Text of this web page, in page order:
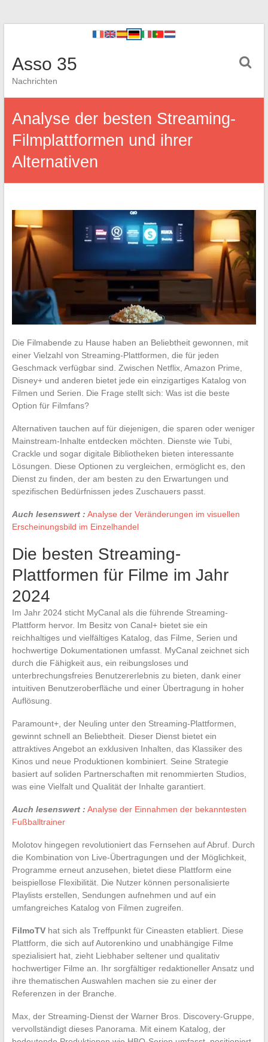
Asso 35
Nachrichten
Analyse der besten Streaming-
Filmplattformen und ihrer
Alternativen
Die Filmabende zu Hause haben an Beliebtheit gewonnen, mit
einer Vielzahl von Streaming-Plattformen, die für jeden
Geschmack verfügbar sind. Zwischen Netflix, Amazon Prime,
Disney+ und anderen bietet jede ein einzigartiges Katalog von
Filmen und Serien. Die Frage stellt sich: Was ist die beste
Option für Filmfans?
Alternativen tauchen auf für diejenigen, die sparen oder weniger
Mainstream-Inhalte entdecken möchten. Dienste wie Tubi,
Crackle und sogar digitale Bibliotheken bieten interessante
Lösungen. Diese Optionen zu vergleichen, ermöglicht es, den
Dienst zu finden, der am besten zu den Erwartungen und
spezifischen Bedürfnissen jedes Zuschauers passt.
Auch lesenswert : Analyse der Veränderungen im visuellen
Erscheinungsbild im Einzelhandel
Die besten Streaming-
Plattformen für Filme im Jahr
2024
Im Jahr 2024 sticht MyCanal als die führende Streaming-
Plattform hervor. Im Besitz von Canal+ bietet sie ein
reichhaltiges und vielfältiges Katalog, das Filme, Serien und
hochwertige Dokumentationen umfasst. MyCanal zeichnet sich
durch die Fähigkeit aus, ein reibungsloses und
unterbrechungsfreies Benutzererlebnis zu bieten, dank einer
intuitiven Benutzeroberfläche und einer Übertragung in hoher
Auflösung.
Paramount+, der Neuling unter den Streaming-Plattformen,
gewinnt schnell an Beliebtheit. Dieser Dienst bietet ein
attraktives Angebot an exklusiven Inhalten, das Klassiker des
Kinos und neue Produktionen kombiniert. Seine Strategie
basiert auf soliden Partnerschaften mit renommierten Studios,
was eine Vielfalt und Qualität der Inhalte garantiert.
Auch lesenswert : Analyse der Einnahmen der bekanntesten
Fußballtrainer
Molotov hingegen revolutioniert das Fernsehen auf Abruf. Durch
die Kombination von Live-Übertragungen und der Möglichkeit,
Programme erneut anzusehen, bietet diese Plattform eine
beispiellose Flexibilität. Die Nutzer können personalisierte
Playlists erstellen, Sendungen aufnehmen und auf ein
umfangreiches Katalog von Filmen zugreifen.
FilmoTVhat sich als Treffpunkt für Cineasten etabliert. Diese
Plattform, die sich auf Autorenkino und unabhängige Filme
spezialisiert hat, zieht Liebhaber seltener und qualitativ
hochwertiger Filme an. Ihr sorgfältiger redaktioneller Ansatz und
ihre thematischen Auswahlen machen sie zu einer der
Referenzen in der Branche.
Max, der Streaming-Dienst der Warner Bros. Discovery-Gruppe,
vervollständigt dieses Panorama. Mit einem Katalog, der